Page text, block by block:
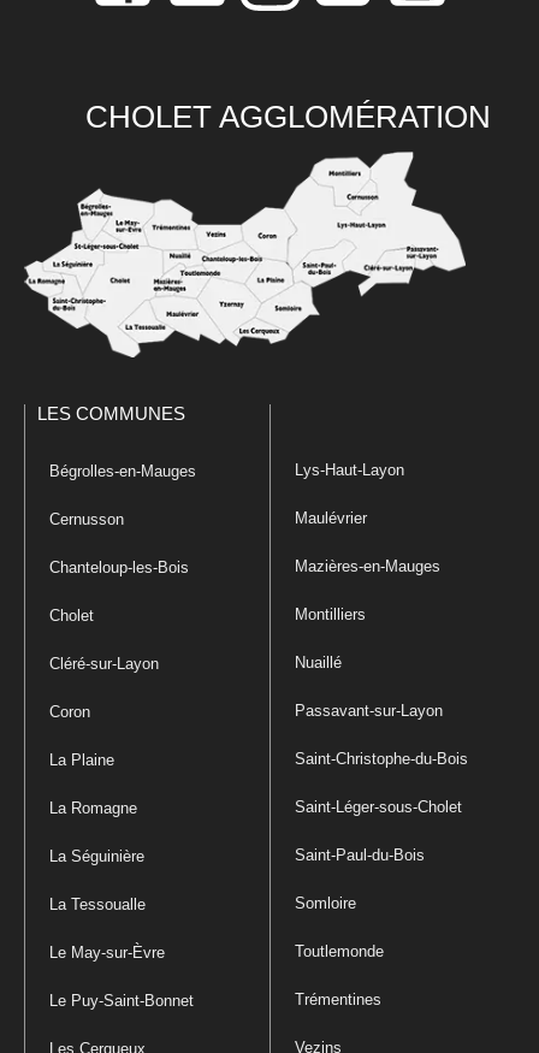
CHOLET AGGLOMÉRATION
LES COMMUNES
Bégrolles-en-Mauges
Cernusson
Chanteloup-les-Bois
Cholet
Cléré-sur-Layon
Coron
La Plaine
La Romagne
La Séguinière
La Tessoualle
Le May-sur-Èvre
Le Puy-Saint-Bonnet
Les Cerqueux
Lys-Haut-Layon
Maulévrier
Mazières-en-Mauges
Montilliers
Nuaillé
Passavant-sur-Layon
Saint-Christophe-du-Bois
Saint-Léger-sous-Cholet
Saint-Paul-du-Bois
Somloire
Toutlemonde
Trémentines
Vezins